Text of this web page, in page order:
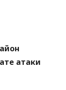
атаки